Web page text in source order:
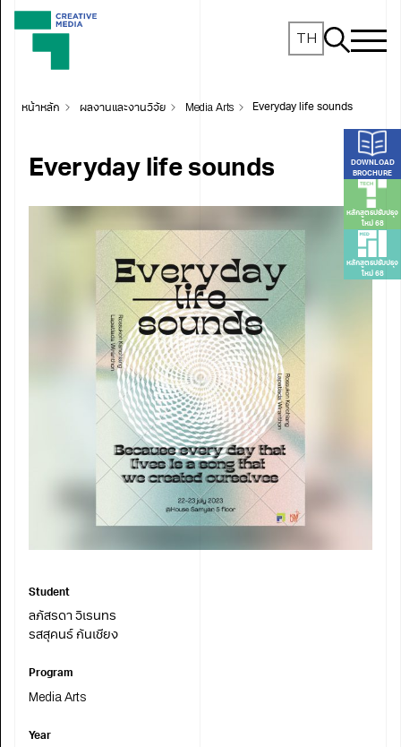
TH
DOWNLOAD
BROCHURE
หลักสูตรปรับปรุง
ใหม่ 68
หลักสูตรปรับปรุง
ใหม่ 68
หน้าหลัก ผลงานและงานวิจัย Media Arts Everyday life sounds
Student
ลภัสรดา วิเรนทร
รสสุคนธ์ กันเชียง
Program
Media Arts
Year
Everyday life sounds